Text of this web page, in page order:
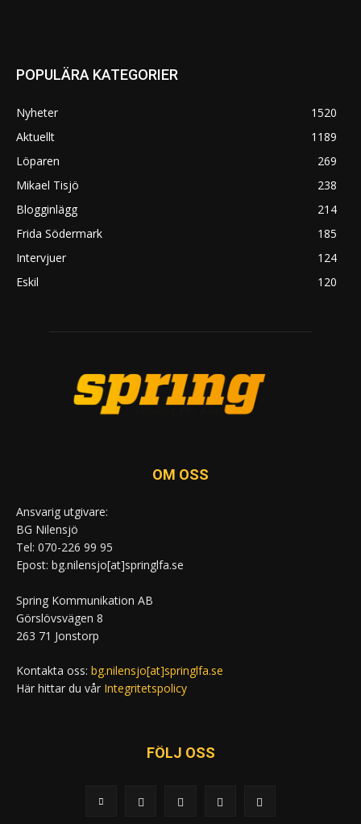
POPULÄRA KATEGORIER
Nyheter
1520
Aktuellt
1189
Löparen
269
Mikael Tisjö
238
Blogginlägg
214
Frida Södermark
185
Intervjuer
124
Eskil
120
OM OSS
Ansvarig utgivare:
BG Nilensjö
Tel: 070-226 99 95
Epost: bg.nilensjo[at]springlfa.se
Spring Kommunikation AB
Görslövsvägen 8
263 71 Jonstorp
Kontakta oss: bg.nilensjo[at]springlfa.se
Här hittar du vår Integritetspolicy
FÖLJ OSS